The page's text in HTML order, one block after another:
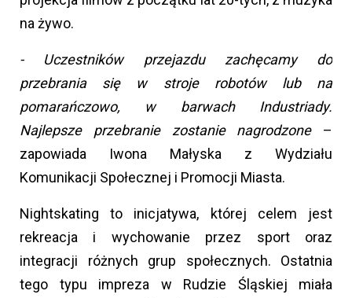
na żywo.
- Uczestników przejazdu zachęcamy do
przebrania się w stroje robotów lub na
pomarańczowo, w barwach Industriady.
Najlepsze przebranie zostanie nagrodzone –
zapowiada Iwona Małyska z Wydziału
Komunikacji Społecznej i Promocji Miasta.
Nightskating to inicjatywa, której celem jest
rekreacja i wychowanie przez sport oraz
integracji różnych grup społecznych. Ostatnia
tego typu impreza w Rudzie Śląskiej miała